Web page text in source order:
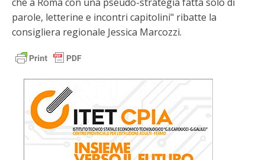
parole, letterine e incontri capitolini" ribatte la
consigliera regionale Jessica Marcozzi.